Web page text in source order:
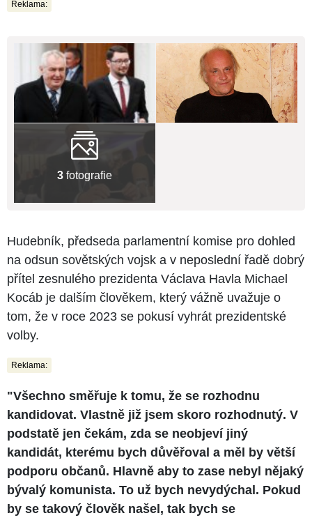
Reklama:
3 fotografie
Hudebník, předseda parlamentní komise pro dohled
na odsun sovětských vojsk a v neposlední řadě dobrý
přítel zesnulého prezidenta Václava Havla Michael
Kocáb je dalším člověkem, který vážně uvažuje o
tom, že v roce 2023 se pokusí vyhrát prezidentské
volby.
Reklama:
"Všechno směřuje k tomu, že se rozhodnu
kandidovat. Vlastně již jsem skoro rozhodnutý. V
podstatě jen čekám, zda se neobjeví jiný
kandidát, kterému bych důvěřoval a měl by větší
podporu občanů. Hlavně aby to zase nebyl nějaký
bývalý komunista. To už bych nevydýchal. Pokud
by se takový člověk našel, tak bych se